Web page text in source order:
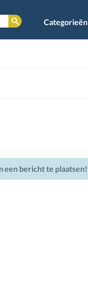
Categorieën
een bericht te plaatsen!